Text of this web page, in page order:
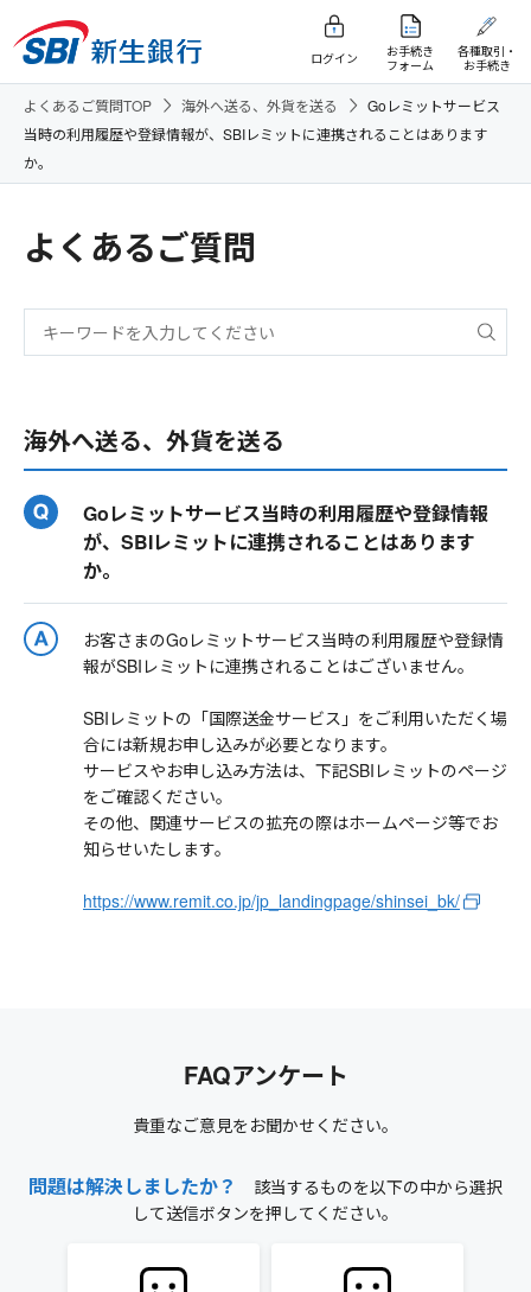
ログイン
お手続き
フォーム
各種取引・
お手続き
よくあるご質問TOP 海外へ送る、外貨を送る
Goレミットサービス
当時の利用履歴や登録情報が、SBIレミットに連携されることはあります
か。
よくあるご質問
海外へ送る、外貨を送る
Goレミットサービス当時の利用履歴や登録情報
が、SBIレミットに連携されることはあります
か。
お客さまのGoレミットサービス当時の利用履歴や登録情
報がSBIレミットに連携されることはございません。
SBIレミットの「国際送金サービス」をご利用いただく場
合には新規お申し込みが必要となります。
サービスやお申し込み方法は、下記SBIレミットのページ
をご確認ください。
その他、関連サービスの拡充の際はホームページ等でお
知らせいたします。
https://www.remit.co.jp/jp_landingpage/shinsei_bk/
FAQアンケート
貴重なご意見をお聞かせください。
問題は解決しましたか？
該当するものを以下の中から選択
して送信ボタンを押してください。